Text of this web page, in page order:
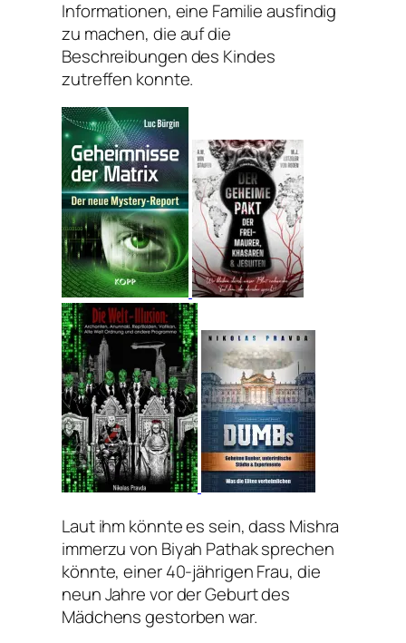
Informationen, eine Familie ausfindig
zu machen, die auf die
Beschreibungen des Kindes
zutreffen konnte.
Laut ihm könnte es sein, dass Mishra
immerzu von Biyah Pathak sprechen
könnte, einer 40-jährigen Frau, die
neun Jahre vor der Geburt des
Mädchens gestorben war.